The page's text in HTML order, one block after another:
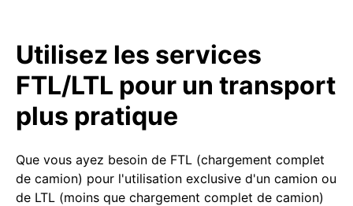
Utilisez les services
FTL/LTL pour un transport
plus pratique
Que vous ayez besoin de FTL (chargement complet
de camion) pour l'utilisation exclusive d'un camion ou
de LTL (moins que chargement complet de camion)